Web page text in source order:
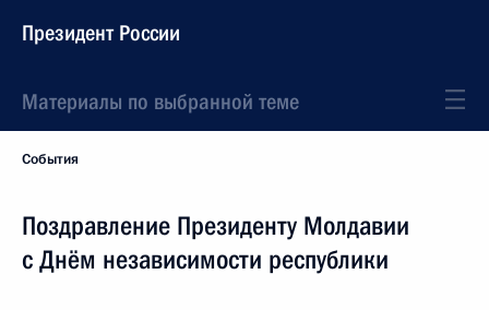
Президент России
Материалы по выбранной теме
События
Поздравление Президенту Молдавии
с Днём независимости республики